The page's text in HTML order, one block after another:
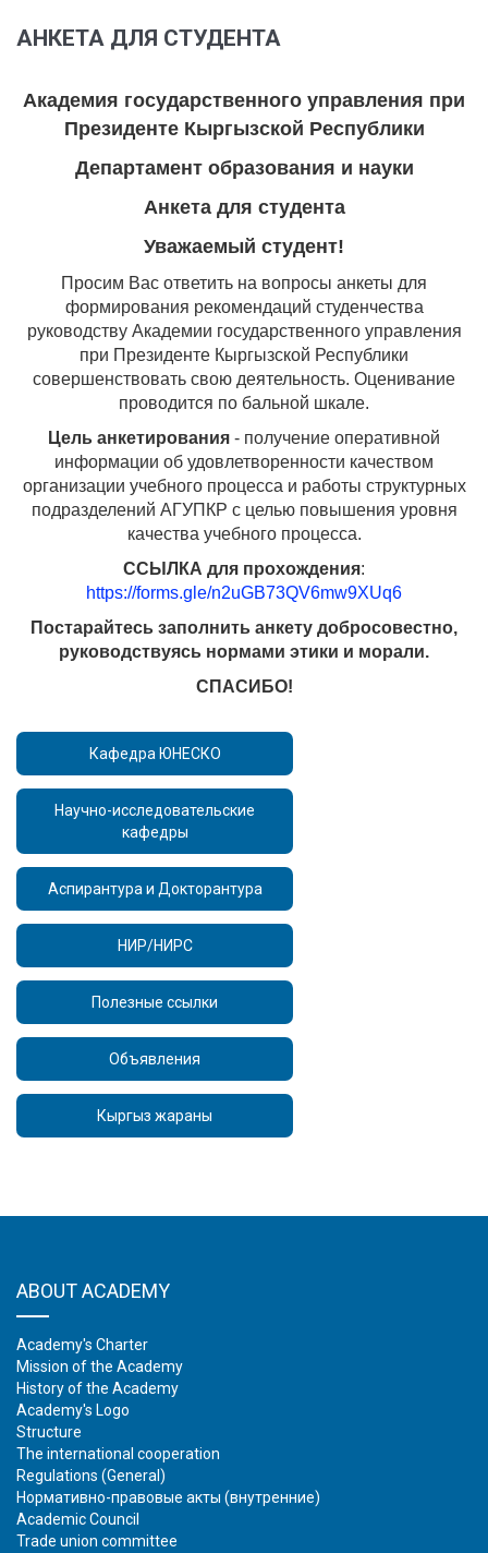
АНКЕТА ДЛЯ СТУДЕНТА
Академия государственного управления при
Президенте Кыргызской Республики
Департамент образования и науки
Анкета для студента
Уважаемый студент!
Просим Вас ответить на вопросы анкеты для
формирования рекомендаций студенчества
руководству Академии государственного управления
при Президенте Кыргызской Республики
совершенствовать свою деятельность. Оценивание
проводится по бальной шкале.
Цель анкетирования - получение оперативной
информации об удовлетворенности качеством
организации учебного процесса и работы структурных
подразделений АГУПКР с целью повышения уровня
качества учебного процесса.
ССЫЛКА для прохождения:
https://forms.gle/n2uGB73QV6mw9XUq6
Постарайтесь заполнить анкету добросовестно,
руководствуясь нормами этики и морали.
СПАСИБО!
Кафедра ЮНЕСКО
Научно-исследовательские
кафедры
Аспирантура и Докторантура
НИР/НИРС
Полезные ссылки
Объявления
Кыргыз жараны
ABOUT ACADEMY
Academy's Charter
Mission of the Academy
History of the Academy
Academy's Logo
Structure
The international cooperation
Regulations (General)
Нормативно-правовые акты (внутренние)
Academic Council
Trade union committee